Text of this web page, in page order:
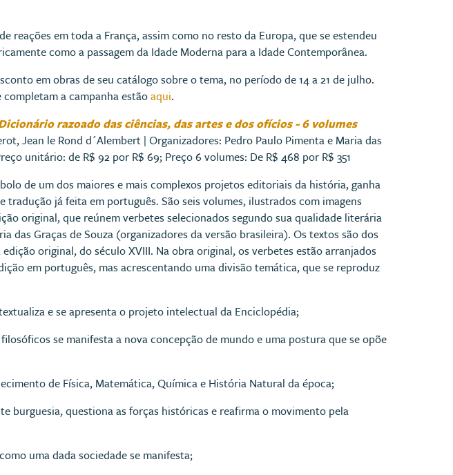
reações em toda a França, assim como no resto da Europa, que se estendeu
como a passagem da Idade Moderna para a Idade Contemporânea.
em obras de seu catálogo sobre o tema, no período de 14 a 21 de julho.
a campanha estãoaqui.
razoado das ciências, das artes e dos ofícios - 6 volumes
Jean le Rond d´Alembert | Organizadores: Pedro Paulo Pimenta e Maria das
unitário: de R$ 92 por R$ 69; Preço 6 volumes: De R$ 468 por R$ 351
de um dos maiores e mais complexos projetos editoriais da história, ganha
tradução já feita em português. São seis volumes, ilustrados com imagens
original, que reúnem verbetes selecionados segundo sua qualidade literária
das Graças de Souza (organizadores da versão brasileira). Os textos são dos
original, do século XVIII. Na obra original, os verbetes estão arranjados
em português, mas acrescentando uma divisão temática, que se reproduz
e se apresenta o projeto intelectual da Enciclopédia;
se manifesta a nova concepção de mundo e uma postura que se opõe
de Física, Matemática, Química e História Natural da época;
burguesia, questiona as forças históricas e reafirma o movimento pela
uma dada sociedade se manifesta;